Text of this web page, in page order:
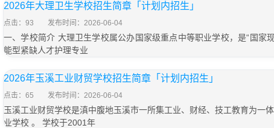
2026年大理卫生学校招生简章「计划内招生」
点击：93 发布时间：2026-06-04
一、学校简介 大理卫生学校属公办国家级重点中等职业学校，是“国家
能型紧缺人才护理专业
2026年玉溪工业财贸学校招生简章「计划内招生」
点击：65 发布时间：2026-06-04
玉溪工业财贸学校是滇中腹地玉溪市一所集工业、财经、技工教育为一
业学校 。 学校于2001年